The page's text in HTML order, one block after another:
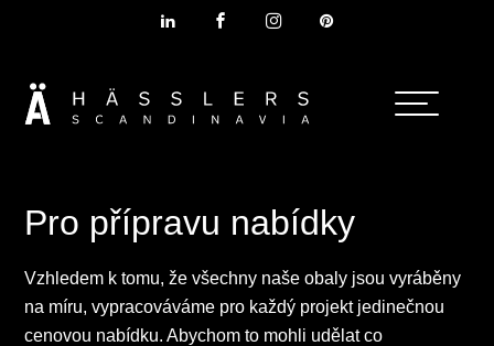
Pro přípravu nabídky
Vzhledem k tomu, že všechny naše obaly jsou vyráběny
na míru, vypracováváme pro každý projekt jedinečnou
cenovou nabídku. Abychom to mohli udělat co